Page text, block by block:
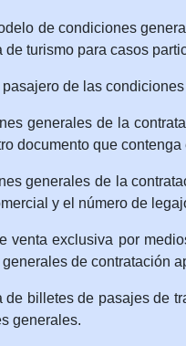
de condiciones
de turismo para casos
de las
generales de la
documento que
generales de la
y el número de
venta exclusiva por
de contratación
de billetes de pasajes de
generales.